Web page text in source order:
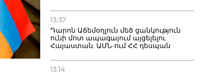
13:37
Դարոն Աճեմօղլուն մեծ ցանկություն
ունի մոտ ապագայում այցելելու
Հայաստան. ԱՄՆ-ում ՀՀ դեսպան
13:14